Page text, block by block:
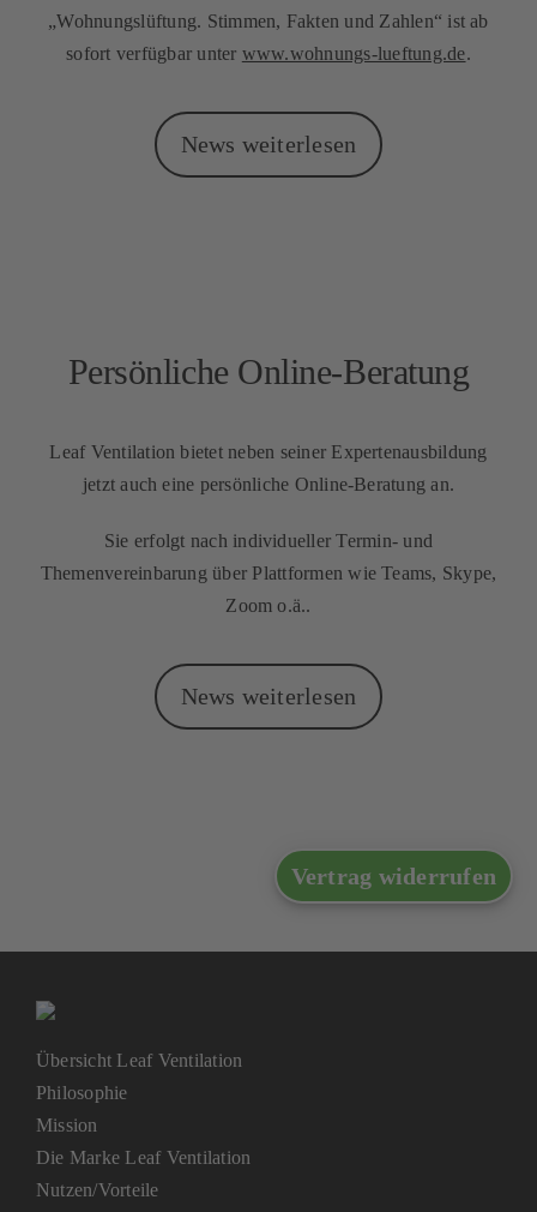
„Wohnungslüftung. Stimmen, Fakten und Zahlen“ ist ab
sofort verfügbar unter www.wohnungs-lueftung.de.
News weiterlesen
Persönliche Online-Beratung
Leaf Ventilation bietet neben seiner Expertenausbildung
jetzt auch eine persönliche Online-Beratung an.
Sie erfolgt nach individueller Termin- und
Themenvereinbarung über Plattformen wie Teams, Skype,
Zoom o.ä..
News weiterlesen
Übersicht Leaf Ventilation
Philosophie
Mission
Die Marke Leaf Ventilation
Nutzen/Vorteile
Vertrag widerrufen